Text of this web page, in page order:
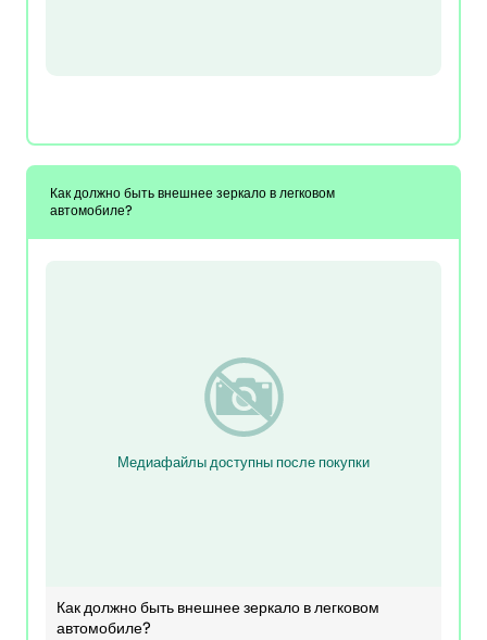
Как должно быть внешнее зеркало в легковом
автомобиле?
Медиафайлы доступны после покупки
Как должно быть внешнее зеркало в легковом
автомобиле?